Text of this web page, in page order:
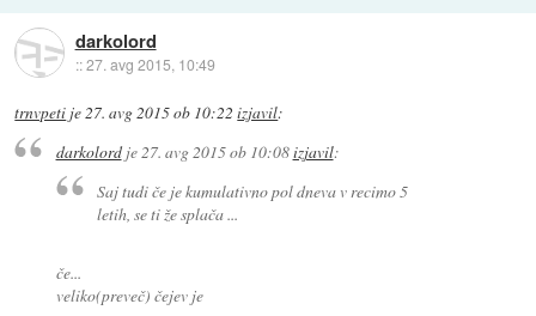
darkolord
::27. avg 2015, 10:49
trnvpeti je27. avg 2015 ob 10:22 izjavil:
darkolordje27. avg 2015 ob 10:08izjavil:
Saj tudi če je kumulativno pol dneva v recimo 5
letih, se ti že splača ...
če...
veliko(preveč) čejev je